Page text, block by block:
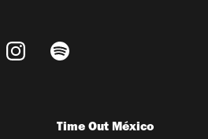
Time Out México